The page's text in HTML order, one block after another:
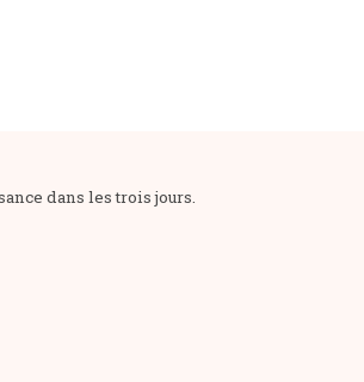
dans les trois jours.